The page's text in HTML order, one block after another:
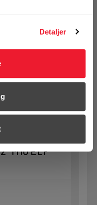
Detaljer
KJØP
M10 ELF